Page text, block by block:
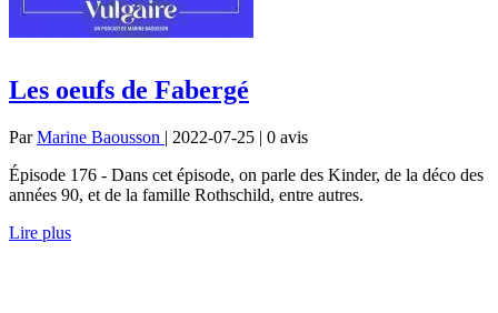
Les oeufs de Fabergé
ParMarine Baousson | 2022-07-25 | 0 avis
Épisode 176 - Dans cet épisode, on parle des Kinder, de la déco des
années 90, et de la famille Rothschild, entre autres.
Lire plus